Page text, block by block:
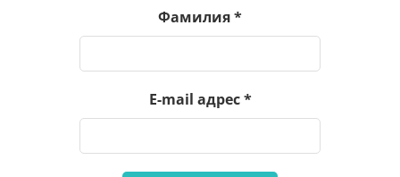
Фамилия*
E-mail адрес*